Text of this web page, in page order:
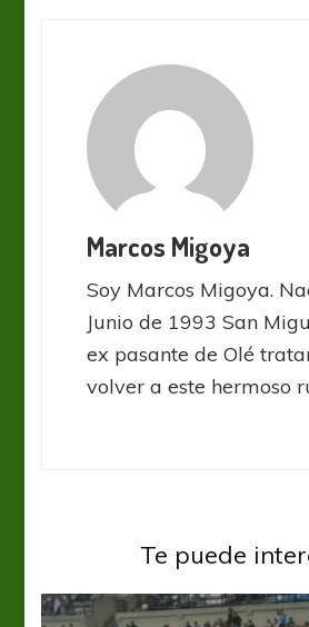
Marcos Migoya
Soy Marcos Migoya.
Junio de 1993 San
ex pasante de Olé
volver a este hermoso
Te puede